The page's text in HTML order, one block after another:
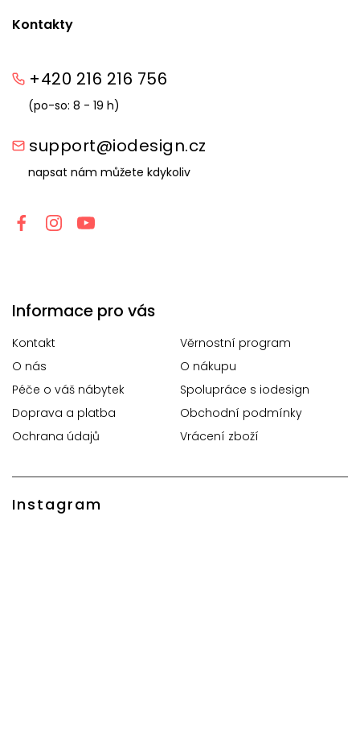
Kontakty
+420 216 216 756
(po-so: 8 - 19 h)
support@iodesign.cz
napsat nám můžete kdykoliv
Informace pro vás
Kontakt
Věrnostní program
O nás
O nákupu
Péče o váš nábytek
Spolupráce s iodesign
Doprava a platba
Obchodní podmínky
Ochrana údajů
Vrácení zboží
Instagram